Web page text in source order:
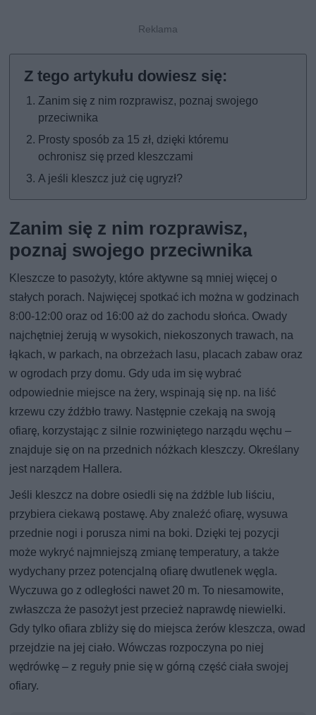
Zanim się z nim rozprawisz, poznaj swojego
przeciwnika
Prosty sposób za 15 zł, dzięki któremu
ochronisz się przed kleszczami
A jeśli kleszcz już cię ugryzł?
Zanim się z nim rozprawisz,
poznaj swojego przeciwnika
Kleszcze to pasożyty, które aktywne są mniej więcej o
stałych porach. Najwięcej spotkać ich można w godzinach
8:00-12:00 oraz od 16:00 aż do zachodu słońca. Owady
najchętniej żerują w wysokich, niekoszonych trawach, na
łąkach, w parkach, na obrzeżach lasu, placach zabaw oraz
w ogrodach przy domu. Gdy uda im się wybrać
odpowiednie miejsce na żery, wspinają się np. na liść
krzewu czy źdźbło trawy. Następnie czekają na swoją
ofiarę, korzystając z silnie rozwiniętego narządu węchu –
znajduje się on na przednich nóżkach kleszczy. Określany
jest narządem Hallera.
Jeśli kleszcz na dobre osiedli się na źdźble lub liściu,
przybiera ciekawą postawę. Aby znaleźć ofiarę, wysuwa
przednie nogi i porusza nimi na boki. Dzięki tej pozycji
może wykryć najmniejszą zmianę temperatury, a także
wydychany przez potencjalną ofiarę dwutlenek węgla.
Wyczuwa go z odległości nawet 20 m. To niesamowite,
zwłaszcza że pasożyt jest przecież naprawdę niewielki.
Gdy tylko ofiara zbliży się do miejsca żerów kleszcza, owad
przejdzie na jej ciało. Wówczas rozpoczyna po niej
wędrówkę – z reguły pnie się w górną część ciała swojej
ofiary.